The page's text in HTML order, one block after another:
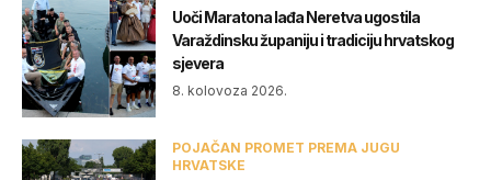
Uoči Maratona lađa Neretva ugostila
Varaždinsku županiju i tradiciju hrvatskog
sjevera
8. kolovoza 2026.
POJAČAN PROMET PREMA JUGU
HRVATSKE